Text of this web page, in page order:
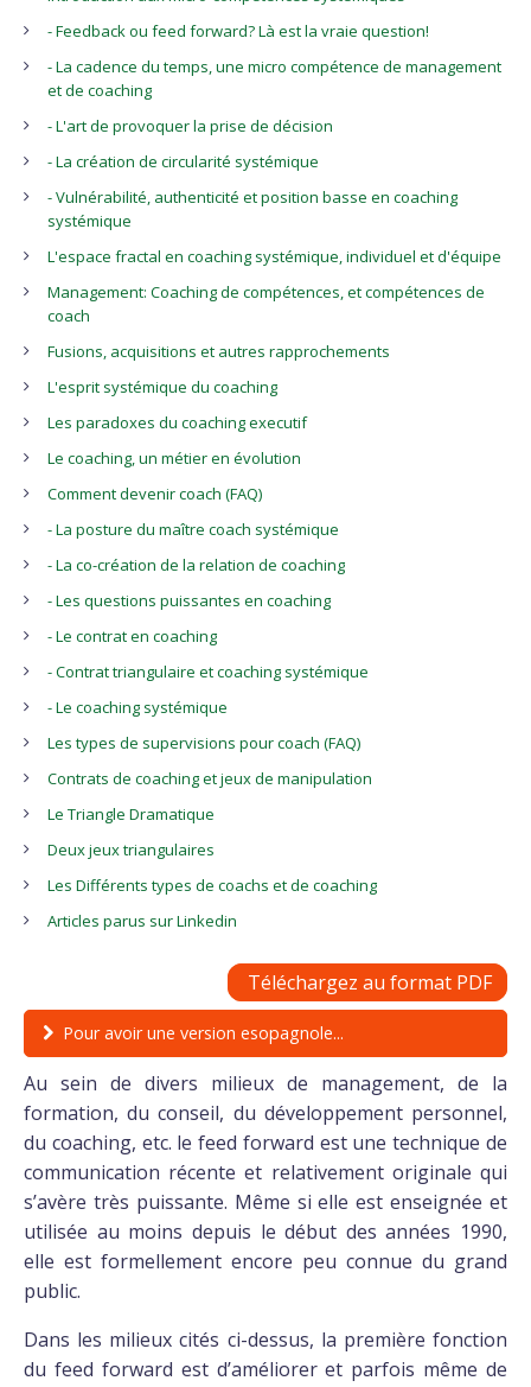
- Feedback ou feed forward? Là est la vraie question!
- La cadence du temps, une micro compétence de management
et de coaching
- L'art de provoquer la prise de décision
- La création de circularité systémique
- Vulnérabilité, authenticité et position basse en coaching
systémique
L'espace fractal en coaching systémique, individuel et d'équipe
Management: Coaching de compétences, et compétences de
coach
Fusions, acquisitions et autres rapprochements
L'esprit systémique du coaching
Les paradoxes du coaching executif
Le coaching, un métier en évolution
Comment devenir coach (FAQ)
- La posture du maître coach systémique
- La co-création de la relation de coaching
- Les questions puissantes en coaching
- Le contrat en coaching
- Contrat triangulaire et coaching systémique
- Le coaching systémique
Les types de supervisions pour coach (FAQ)
Contrats de coaching et jeux de manipulation
Le Triangle Dramatique
Deux jeux triangulaires
Les Différents types de coachs et de coaching
Articles parus sur Linkedin
Téléchargez au format PDF
Pour avoir une version esopagnole...
Au sein de divers milieux de management, de la
formation, du conseil, du développement personnel,
du coaching, etc. le feed forward est une technique de
communication récente et relativement originale qui
s’avère très puissante. Même si elle est enseignée et
utilisée au moins depuis le début des années 1990,
elle est formellement encore peu connue du grand
public.
Dans les milieux cités ci-dessus, la première fonction
du feed forward est d’améliorer et parfois même de